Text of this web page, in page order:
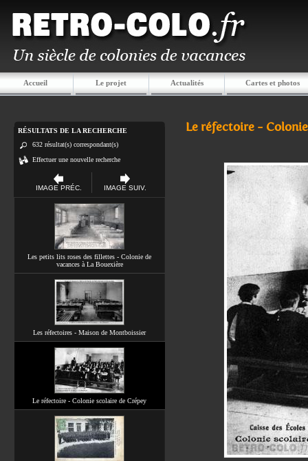
Accueil Le projet Actualités Cartes et photos
RÉSULTATS DE LA RECHERCHE
632 résultat(s) correspondant(s)
Effectuer une nouvelle recherche
IMAGE PRÉC. IMAGE SUIV.
Les petits lits roses des fillettes - Colonie de
vacances à La Bouexière
Les réfectoires - Maison de Montboissier
Le réfectoire - Colonie scolaire de Crépey
Le réfectoire -